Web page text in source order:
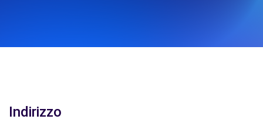
Indirizzo